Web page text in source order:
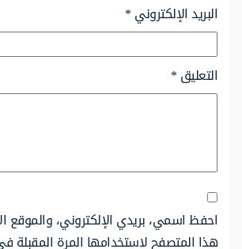
البريد الإلكتروني*
التعليق*
احفظ اسمي، بريدي الإلكتروني، والموقع
هذا المتصفح لاستخدامها المرة المقبلة